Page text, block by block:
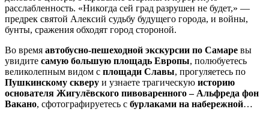
расслабленность. «Никогда сей град разрушен не будет,» —
предрек святой Алексий судьбу будущего города, и войны,
бунты, сражения обходят город стороной.
Во время автобусно-пешеходной экскурсии по Самаре вы
увидите самую большую площадь Европы, полюбуетесь
великолепным видом с площади Славы, прогуляетесь по
Пушкинскому скверу и узнаете трагическую историю
основателя Жигулёвского пивоваренного – Альфреда фон
Вакано, сфотографируетесь с бурлаками на набережной…